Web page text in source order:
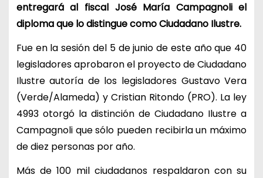
entregará al fiscal José María Campagnoli el
diploma que lo distingue como Ciudadano Ilustre.
Fue en la sesión del 5 de junio de este año que 40
legisladores aprobaron el proyecto de Ciudadano
Ilustre autoría de los legisladores Gustavo Vera
(Verde/Alameda) y Cristian Ritondo (PRO). La ley
4993 otorgó la distinción de Ciudadano Ilustre a
Campagnoli que sólo pueden recibirla un máximo
de diez personas por año.
Más de 100 mil ciudadanos respaldaron con su